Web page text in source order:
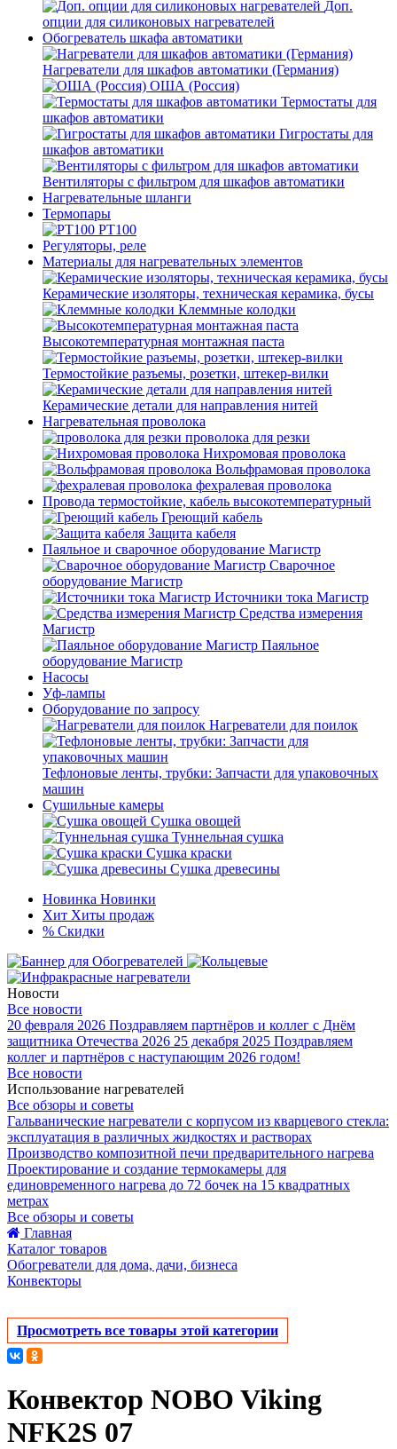
Доп.
опции для силиконовых нагревателей
Обогреватель шкафа автоматики
Нагреватели для шкафов автоматики (Германия)
ОША (Россия)
Термостаты для
шкафов автоматики
Гигростаты для
шкафов автоматики
Вентиляторы с фильтром для шкафов автоматики
Нагревательные шланги
Термопары
PT100
Регуляторы, реле
Материалы для нагревательных элементов
Керамические изоляторы, техническая керамика, бусы
Клеммные колодки
Высокотемпературная монтажная паста
Термостойкие разъемы, розетки, штекер-вилки
Керамические детали для направления нитей
Нагревательная проволока
проволока для резки
Нихромовая проволока
Вольфрамовая проволока
фехралевая проволока
Провода термостойкие, кабель высокотемпературный
Греющий кабель
Защита кабеля
Паяльное и сварочное оборудование Магистр
Сварочное
оборудование Магистр
Источники тока Магистр
Средства измерения
Магистр
Паяльное
оборудование Магистр
Насосы
Уф-лампы
Оборудование по запросу
Нагреватели для поилок
Тефлоновые ленты, трубки: Запчасти для упаковочных
машин
Сушильные камеры
Сушка овощей
Туннельная сушка
Сушка краски
Сушка древесины
Новинка Новинки
Хит Хиты продаж
% Скидки
Новости
Все новости
20 февраля 2026 Поздравляем партнёров и коллег с Днём
защитника Отечества 2026 25 декабря 2025 Поздравляем
коллег и партнёров с наступающим 2026 годом!
Все новости
Использование нагревателей
Все обзоры и советы
Гальванические нагреватели с корпусом из кварцевого стекла:
эксплуатация в различных жидкостях и растворах
Производство композитной печи предварительного нагрева
Проектирование и создание термокамеры для
единовременного нагрева до 72 бочек на 15 квадратных
метрах
Все обзоры и советы
Главная
Каталог товаров
Обогреватели для дома, дачи, бизнеса
Конвекторы
Просмотреть все товары этой категории
Конвектор NOBO Viking
NFK2S 07